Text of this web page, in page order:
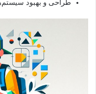
طراحی و بهبود